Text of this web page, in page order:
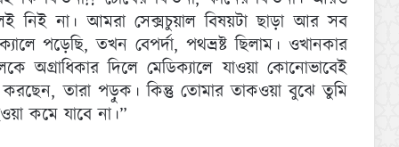
না। আমরা সেক্সচুয়াল বিষয়টা ছাড়া আর সব
পড়েছি, তখন বেপর্দা, পথভ্রষ্ট ছিলাম। ওখানকার
দিলে মেডিক্যালে যাওয়া কোনোভাবেই
করছেন, তারা পড়ুক। কিন্তু তোমার তাক‌ওয়া বুঝে তুমি
কমে যাবে না।”